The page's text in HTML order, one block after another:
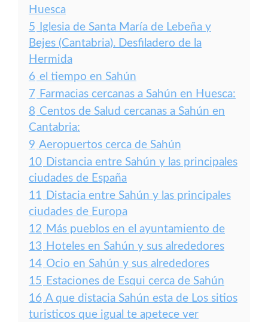
Huesca
5
Iglesia de Santa María de Lebeña y
Bejes (Cantabria). Desfiladero de la
Hermida
6 el tiempo en Sahún
7 Farmacias cercanas a Sahún en Huesca:
8 Centos de Salud cercanas a Sahún en
Cantabria:
9 Aeropuertos cerca de Sahún
10 Distancia entre Sahún y las principales
ciudades de España
11 Distacia entre Sahún y las principales
ciudades de Europa
12 Más pueblos en el ayuntamiento de
13 Hoteles en Sahún y sus alrededores
14 Ocio en Sahún y sus alrededores
15 Estaciones de Esqui cerca de Sahún
16 A que distacia Sahún esta de Los sitios
turisticos que igual te apetece ver